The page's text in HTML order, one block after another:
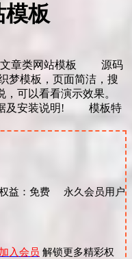
板
用文章类网站模板 源码
梦模板，页面简洁，搜
可以看看演示效果。
据及安装说明! 模板特
益：免费 永久会员用户
加入会员 解锁更多精彩权